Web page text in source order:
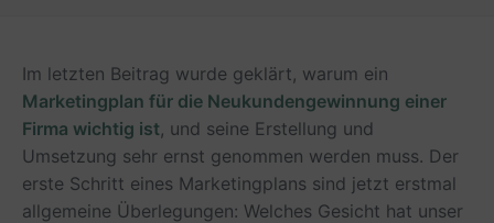
Im letzten Beitrag wurde geklärt, warum ein
Marketingplan für die Neukundengewinnung einer
Firma wichtig ist, und seine Erstellung und
Umsetzung sehr ernst genommen werden muss. Der
erste Schritt eines Marketingplans sind jetzt erstmal
allgemeine Überlegungen: Welches Gesicht hat unser